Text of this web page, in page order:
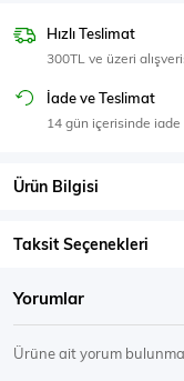
Eşofman Üstü
Hızlı Teslimat
300TL ve üzeri
İade ve Teslimat
14 gün içerisinde iade
Ürün Bilgisi
Taksit Seçenekleri
Yorumlar
Ürüne ait yorum